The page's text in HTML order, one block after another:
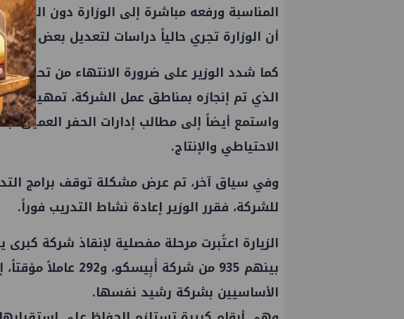
المناسبة ورفعه مباشرة إلى الوزارة دون المرور
أن الوزارة تجري حالياً دراسات لتعديل بعض
كما شدد الوزير على ضرورة الانتهاء من تحليل
الذي تم إنجازه بمناطق عمل الشركة، تمهيداً
واستمع أيضاً إلى مطالب إدارات الحفر العميق،
الاحتياطي والإنتاج.
وفي سياق آخر، تم عرض مشكلة توقف برامج
للشركة، فقرر الوزير إعادة نشاط التدريب فوراً.
الأساسيين بشركة رشيد نفسها.